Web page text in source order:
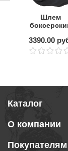
Шлем
black
3390.00
Каталог
О компании
Покупателям